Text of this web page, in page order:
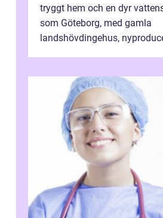
tryggt hem och en dyr
som Göteborg, med gamla
landshövdingehus,